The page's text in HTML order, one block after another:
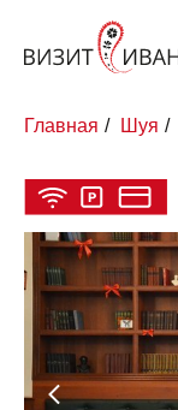
Главная / Шуя /